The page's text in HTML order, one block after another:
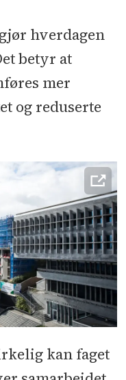
hverdagen
betyr at
mer
og reduserte
kan faget